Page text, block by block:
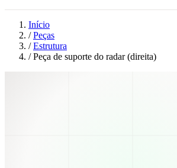
Início
/ Peças
/ Estrutura
/ Peça de suporte do radar (direita)